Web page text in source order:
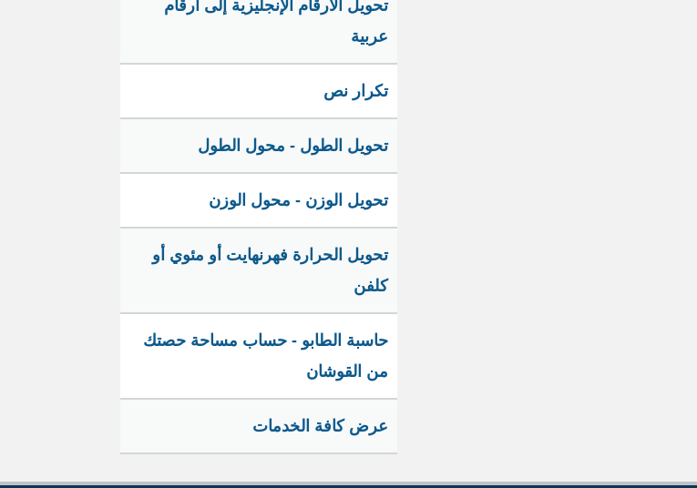
تحويل الأرقام الإنجليزية إلى أرقام
عربية
تكرار نص
تحويل الطول - محول الطول
تحويل الوزن - محول الوزن
تحويل الحرارة فهرنهايت أو مئوي أو
كلفن
حاسبة الطابو - حساب مساحة حصتك
من القوشان
عرض كافة الخدمات